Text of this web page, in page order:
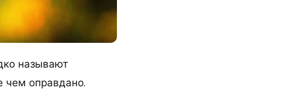
называют
чем оправдано.